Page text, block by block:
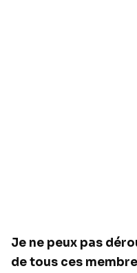
Je ne peux pas
de tous ces